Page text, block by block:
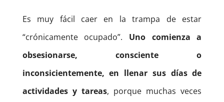
Es muy fácil caer en la trampa de estar
“crónicamente ocupado”. Uno comienza a
obsesionarse, consciente o
inconsicientemente, en llenar sus días de
actividades y tareas, porque muchas veces